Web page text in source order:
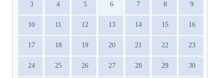
3 4 5 6 7 8 9
10 11 12 13 14 15 16
17 18 19 20 21 22 23
24 25 26 27 28 29 30